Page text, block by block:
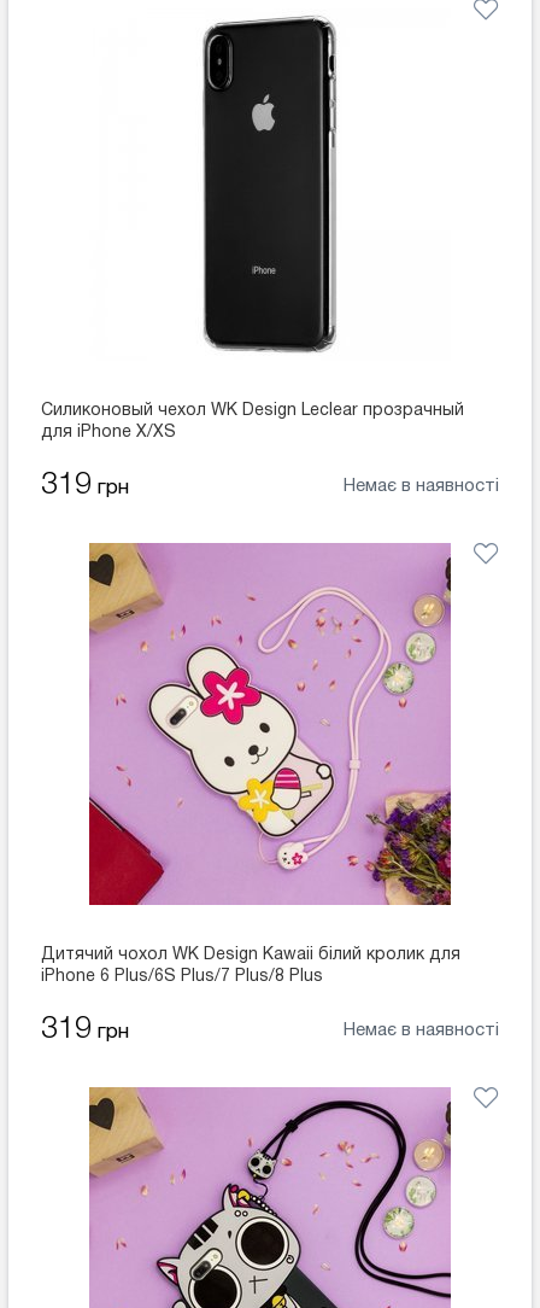
Силиконовый чехол WK Design Leclear прозрачный
для iPhone X/XS
319 грн Немає в наявності
Дитячий чохол WK Design Kawaii білий кролик для
iPhone 6 Plus/6S Plus/7 Plus/8 Plus
319 грн Немає в наявності